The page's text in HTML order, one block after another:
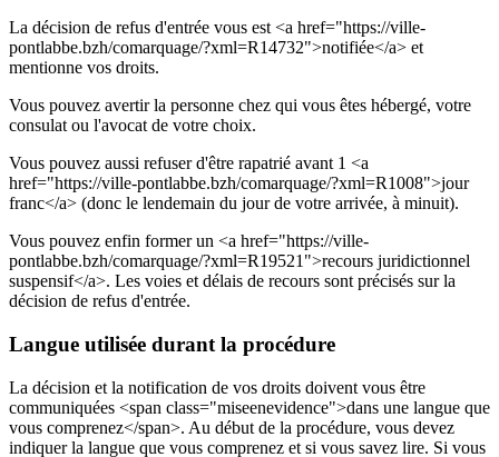
La décision de refus d'entrée vous est <a href="https://ville-
pontlabbe.bzh/comarquage/?xml=R14732">notifiée</a> et
mentionne vos droits.
Vous pouvez avertir la personne chez qui vous êtes hébergé, votre
consulat ou l'avocat de votre choix.
Vous pouvez aussi refuser d'être rapatrié avant 1 <a
href="https://ville-pontlabbe.bzh/comarquage/?xml=R1008">jour
franc</a> (donc le lendemain du jour de votre arrivée, à minuit).
Vous pouvez enfin former un <a href="https://ville-
pontlabbe.bzh/comarquage/?xml=R19521">recours juridictionnel
suspensif</a>. Les voies et délais de recours sont précisés sur la
décision de refus d'entrée.
Langue utilisée durant la procédure
La décision et la notification de vos droits doivent vous être
communiquées <span class="miseenevidence">dans une langue que
vous comprenez</span>. Au début de la procédure, vous devez
indiquer la langue que vous comprenez et si vous savez lire. Si vous